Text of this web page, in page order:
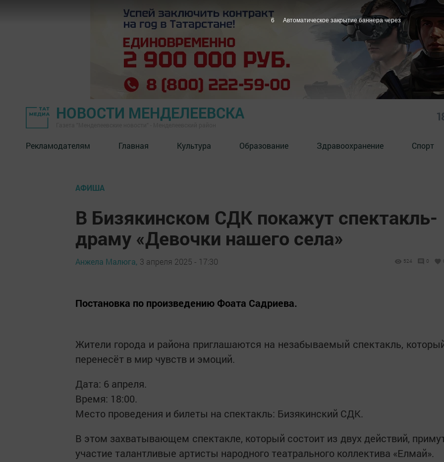
НОВОСТИ МЕНДЕЛЕЕВСКА
Рекламодателям Главная Культура Образование Здравоохранение Спорт
АФИША
В Бизякинском СДК покажут спектакль-
драму «Девочки нашего села»
Анжела Малюга, 3 апреля 2025 - 17:30 524 0
Постановка по произведению Фоата Садриева.
Жители города и района приглашаются на незабываемый спектакль,
перенесёт в мир чувств и эмоций.
Дата: 6 апреля.
Время: 18:00.
Место проведения и билеты на спектакль: Бизякинский СДК.
В этом захватывающем спектакле, который состоит из двух действий,
участие талантливые артисты народного театрального коллектива «Елмай».
5 Автоматическое закрытие баннера через